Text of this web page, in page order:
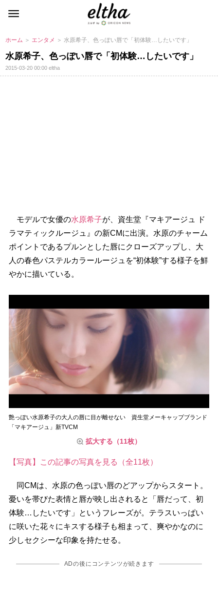
ホーム ＞ エンタメ ＞ 水原希子、色っぽい唇で「初体験…したいです」
水原希子、色っぽい唇で「初体験…したいです」
2015-03-20 00:00eltha
モデルで女優の水原希子が、資生堂『マキアージュ ド
ラマティックルージュ』の新CMに出演。水原のチャーム
ポイントであるプルンとした唇にクローズアップし、大
人の春色パステルカラールージュを“初体験”する様子を鮮
かに描いている。
艶っぽい水原希子の大人の唇に目が離せない 資生堂メーキャップブランド
「マキアージュ」新TVCM
拡大する（11枚）
【写真】この記事の写真を見る（全11枚）
同CMは、水原の色っぽい唇のどアップからスタート。
憂いを帯びた表情と唇が映し出されると「唇だって、初
体験…したいです」というフレーズが。テラスいっぱい
に咲いた花々にキスする様子も相まって、爽やかなのに
少しセクシーな印象を持たせる。
ADの後にコンテンツが続きます